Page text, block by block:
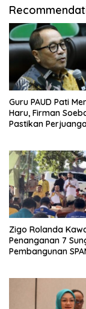
Guru PAUD Pati
Haru, Firman
Pastikan
Zigo Rolanda
Penanganan 7
Pembangunan